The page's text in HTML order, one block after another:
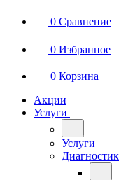
0 Сравнение
0 Избранное
0 Корзина
Акции
Услуги
Услуги